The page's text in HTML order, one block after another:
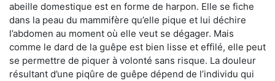
abeille domestique est en forme de harpon. Elle se fiche
dans la peau du mammifère qu’elle pique et lui déchire
l’abdomen au moment où elle veut se dégager. Mais
comme le dard de la guêpe est bien lisse et effilé, elle peut
se permettre de piquer à volonté sans risque. La douleur
résultant d’une piqûre de guêpe dépend de l’individu qui